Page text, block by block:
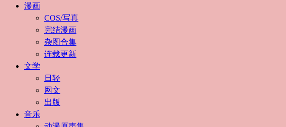
漫画
COS/写真
完结漫画
杂图合集
连载更新
文学
日轻
网文
出版
音乐